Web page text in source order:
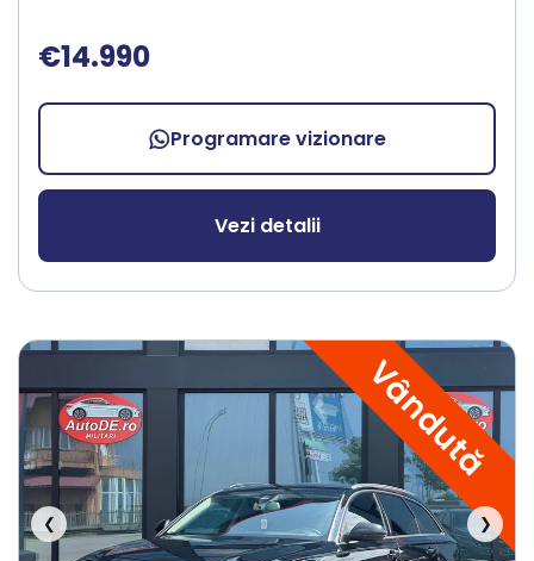
€14.990
Programare vizionare
Vezi detalii
Vândută
❮ ❯